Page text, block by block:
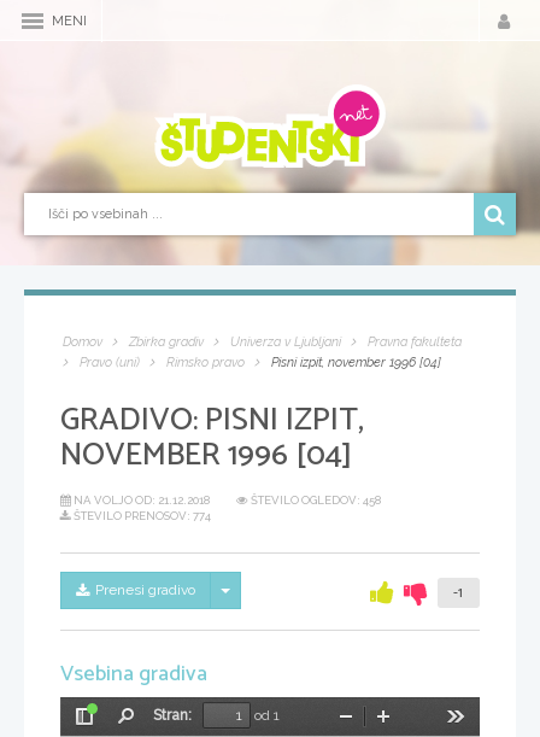
MENI
Domov Zbirka gradiv Univerza v Ljubljani
Pravna fakulteta
Pravo (uni)
Rimsko pravo Pisni izpit, november 1996 [04]
GRADIVO:PISNI IZPIT,
NOVEMBER 1996 [04]
NA VOLJO OD: 21.12.2018
ŠTEVILO OGLEDOV: 458
ŠTEVILO PRENOSOV: 774
Prenesi gradivo Skrij/prikaži meni -1
Vsebina gradiva
Preklopi
Stran:
od 1
Pomanjšaj